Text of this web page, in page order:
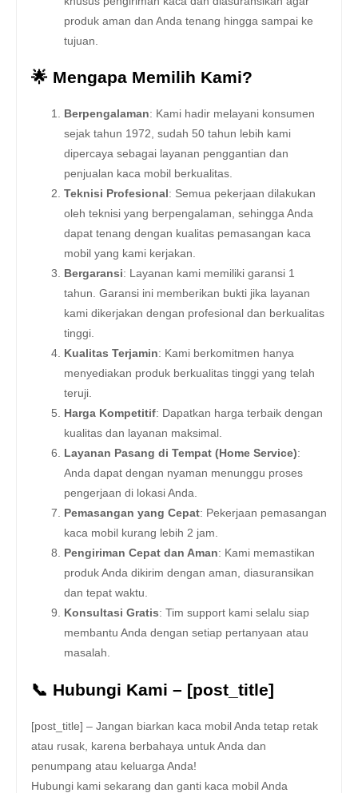
produk aman dan Anda tenang hingga sampai ke
tujuan.
🌟 Mengapa Memilih Kami?
Berpengalaman: Kami hadir melayani konsumen
sejak tahun 1972, sudah 50 tahun lebih kami
dipercaya sebagai layanan penggantian dan
penjualan kaca mobil berkualitas.
Teknisi Profesional : Semua pekerjaan dilakukan
oleh teknisi yang berpengalaman, sehingga Anda
dapat tenang dengan kualitas pemasangan kaca
mobil yang kami kerjakan.
Bergaransi: Layanan kami memiliki garansi 1
tahun. Garansi ini memberikan bukti jika layanan
kami dikerjakan dengan profesional dan berkualitas
tinggi.
Kualitas Terjamin: Kami berkomitmen hanya
menyediakan produk berkualitas tinggi yang telah
teruji.
Harga Kompetitif: Dapatkan harga terbaik dengan
kualitas dan layanan maksimal.
Layanan Pasang di Tempat (Home Service):
Anda dapat dengan nyaman menunggu proses
pengerjaan di lokasi Anda.
Pemasangan yang Cepat: Pekerjaan pemasangan
kaca mobil kurang lebih 2 jam.
Pengiriman Cepat dan Aman: Kami memastikan
produk Anda dikirim dengan aman, diasuransikan
dan tepat waktu.
Konsultasi Gratis: Tim support kami selalu siap
membantu Anda dengan setiap pertanyaan atau
masalah.
📞 Hubungi Kami – [post_title]
[post_title] – Jangan biarkan kaca mobil Anda tetap retak
atau rusak, karena berbahaya untuk Anda dan
penumpang atau keluarga Anda!
Hubungi kami sekarang dan ganti kaca mobil Anda